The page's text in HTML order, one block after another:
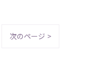
次のページ >